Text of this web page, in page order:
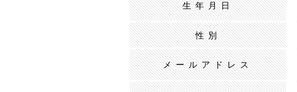
生年月日
性別
メールアドレス